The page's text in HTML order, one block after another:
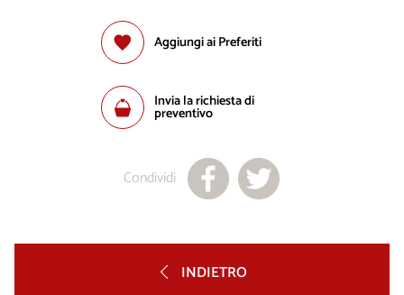
Aggiungi ai Preferiti
Invia la richiesta di
preventivo
Condividi
INDIETRO